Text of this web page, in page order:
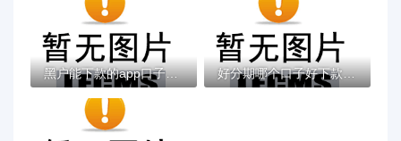
黑户能下款的app口子有哪些？今天带来10款黑... 好分期哪个口子好下款？老哥实测避坑贷款平...